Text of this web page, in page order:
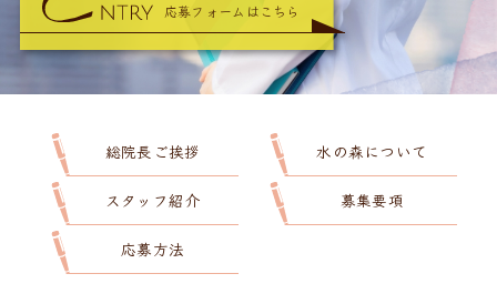
応募フォームはこちら
総院長ご挨拶 水の森について
スタッフ紹介 募集要項
応募方法